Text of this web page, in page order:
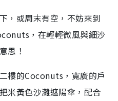
，或周末有空，不妨來到
，在輕輕微風與細沙
思！
樓的Coconuts，寬廣的戶
米黃色沙灘遮陽傘，配合